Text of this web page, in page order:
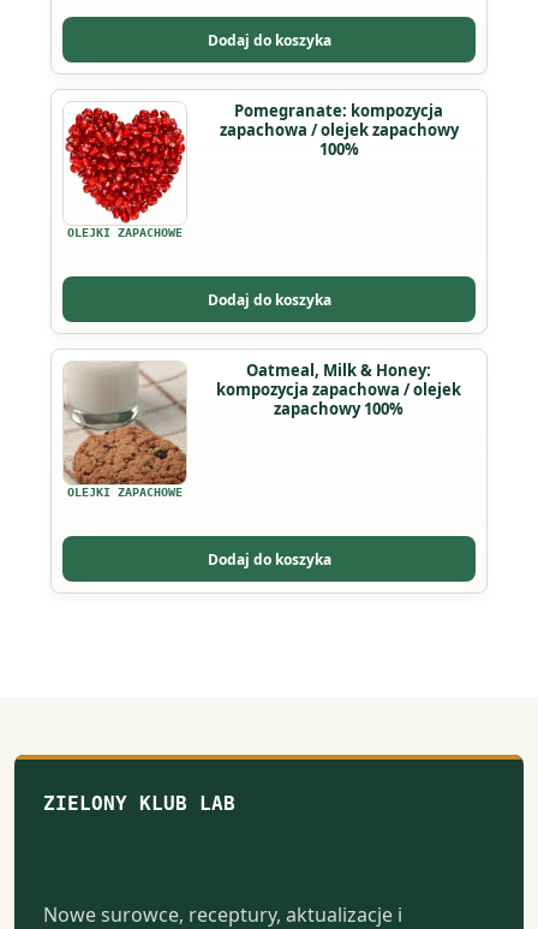
Dodaj do koszyka
można
wybrać
na
stronie
produktu
OLEJKI ZAPACHOWE
Pomegranate: kompozycja
zapachowa / olejek zapachowy
100%
Dodaj do koszyka
Ten
produkt
ma
wiele
wariantów.
można
wybrać
na
stronie
produktu
OLEJKI ZAPACHOWE
Oatmeal, Milk & Honey:
kompozycja zapachowa / olejek
zapachowy 100%
Dodaj do koszyka
Ten
produkt
ma
wiele
wariantów.
można
wybrać
ZIELONY KLUB LAB
Nowe surowce, receptury, aktualizacje i